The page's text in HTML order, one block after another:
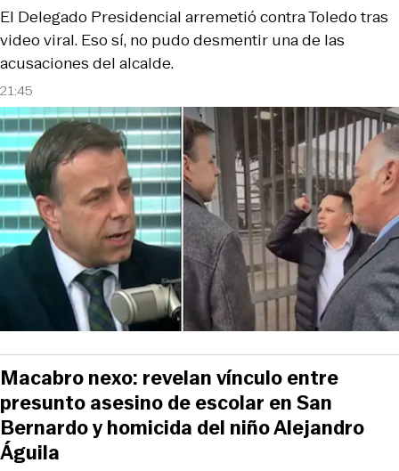
21:45
El Delegado Presidencial arremetió contra Toledo tras
video viral. Eso sí, no pudo desmentir una de las
acusaciones del alcalde.
Macabro nexo: revelan vínculo entre
presunto asesino de escolar en San
Bernardo y homicida del niño Alejandro
Águila